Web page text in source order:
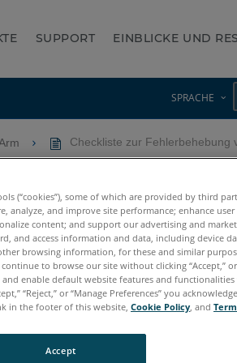
SUPPORT EINBLICKE UND
SPRACHE
Checkliste zur Fehlerbehebung
FaroArmen
(“cookies”), some of which are provided by third
analyze, and improve site performance; enhance user
content; and support our advertising and
and access information and data, including device
browsing information, for these and similar
to browse our site without clicking “Accept,”
and enable default website features and
“Reject,” or “Manage Preferences” you
in the footer of this website, Cookie Policy, and
Accept